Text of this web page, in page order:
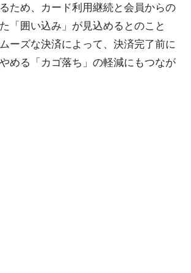
ため、カード利用継続と会員からの
「囲い込み」が見込めるとのこと
ーズな決済によって、決済完了前に
める「カゴ落ち」の軽減にもつなが